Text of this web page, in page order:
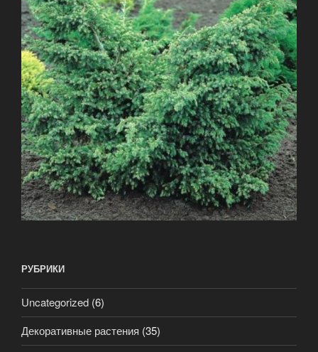
РУБРИКИ
Uncategorized (6)
Декоративные растения (35)